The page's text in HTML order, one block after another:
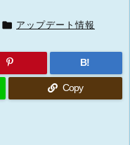
 アップデート情報
B!
Copy